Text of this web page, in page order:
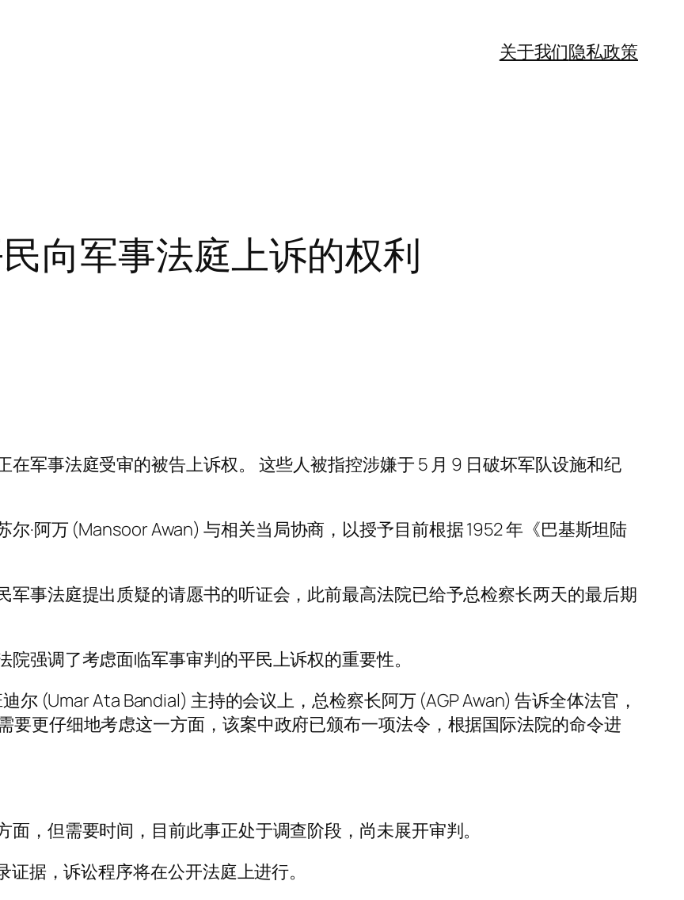
关于我们隐私政策
向军事法庭上诉的权利
军事法庭受审的被告上诉权。 这些人被指控涉嫌于 5 月 9 日破坏军队设施和纪
·阿万 (Mansoor Awan) 与相关当局协商，以授予目前根据 1952 年《巴基斯坦陆
事法庭提出质疑的请愿书的听证会，此前最高法院已给予总检察长两天的最后期
强调了考虑面临军事审判的平民上诉权的重要性。
尔 (Umar Ata Bandial) 主持的会议上，总检察长阿万 (AGP Awan) 告诉全体法官，
要更仔细地考虑这一方面，该案中政府已颁布一项法令，根据国际法院的命令进
，但需要时间，目前此事正处于调查阶段，尚未展开审判。
据，诉讼程序将在公开法庭上进行。